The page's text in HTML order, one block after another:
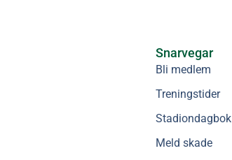
Snarvegar
Bli medlem
Treningstider
Stadiondagbok
Meld skade